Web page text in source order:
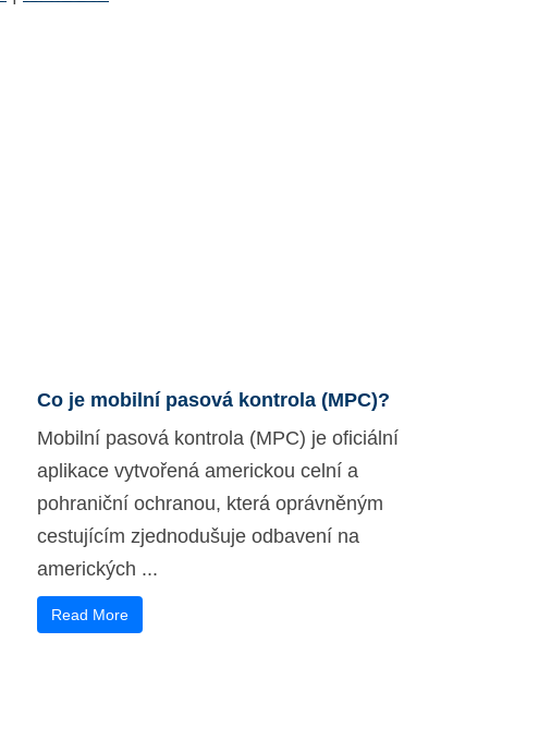
Co je mobilní pasová kontrola (MPC)?
Mobilní pasová kontrola (MPC) je oficiální
aplikace vytvořená americkou celní a
pohraniční ochranou, která oprávněným
cestujícím zjednodušuje odbavení na
amerických ...
Read More